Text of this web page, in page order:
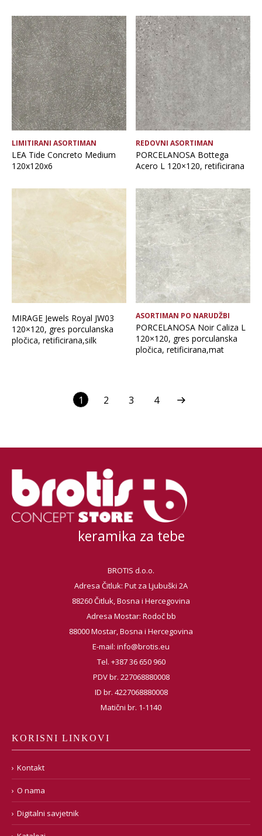
LIMITIRANI ASORTIMAN
LEA Tide Concreto Medium
120x120x6
REDOVNI ASORTIMAN
PORCELANOSA Bottega
Acero L 120×120, retificirana
MIRAGE Jewels Royal JW03
120×120, gres porculanska
pločica, retificirana,silk
ASORTIMAN PO NARUDŽBI
PORCELANOSA Noir Caliza L
120×120, gres porculanska
pločica, retificirana,mat
1 2 3 4
keramika za tebe
BROTIS d.o.o.
Adresa Čitluk: Put za Ljubuški 2A
88260 Čitluk, Bosna i Hercegovina
Adresa Mostar: Rodoč bb
88000 Mostar, Bosna i Hercegovina
E-mail: info@brotis.eu
Tel. +387 36 650 960
PDV br. 227068880008
ID br. 4227068880008
Matični br. 1-1140
KORISNI LINKOVI
Kontakt
O nama
Digitalni savjetnik